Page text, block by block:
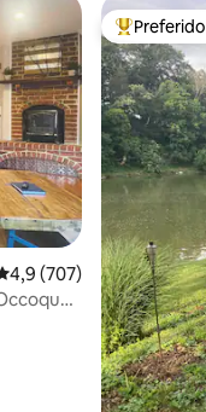
de uma avaliação
4,9 (707)
Entre os